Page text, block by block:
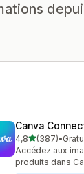
Canva
4,8étoile(s) sur 5
(387)
387 avis au total
•
Accédez aux
produits dans